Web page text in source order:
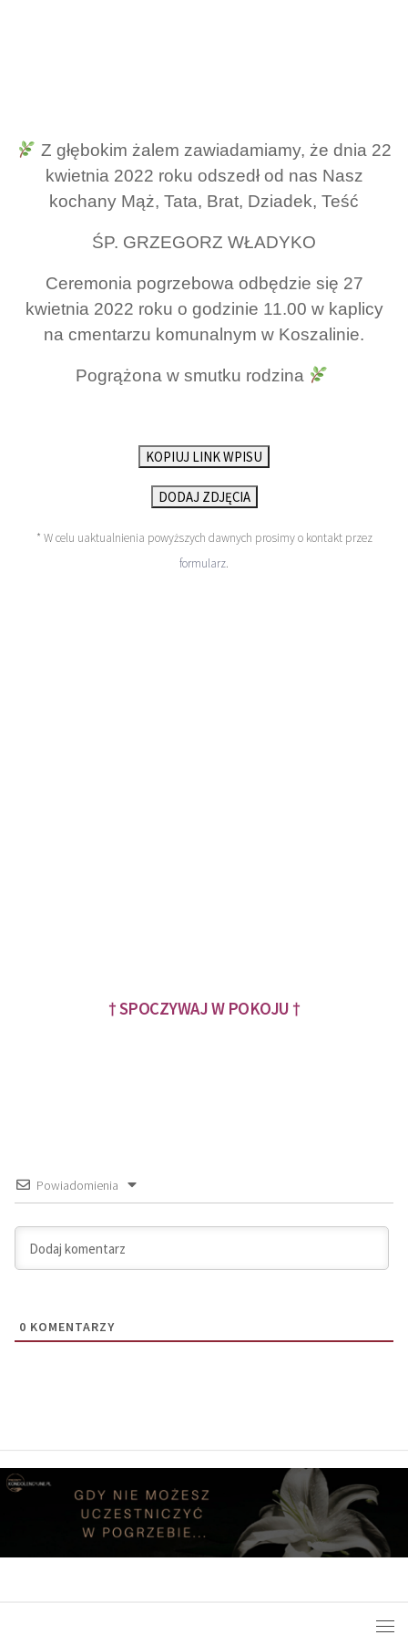
Z głębokim żalem zawiadamiamy, że dnia 22
kwietnia 2022 roku odszedł od nas Nasz
kochany Mąż, Tata, Brat, Dziadek, Teść
ŚP. GRZEGORZ WŁADYKO
Ceremonia pogrzebowa odbędzie się 27
kwietnia 2022 roku o godzinie 11.00 w kaplicy
na cmentarzu komunalnym w Koszalinie.
Pogrążona w smutku rodzina
KOPIUJ LINK WPISU
DODAJ ZDJĘCIA
* W celu uaktualnienia powyższych dawnych prosimy o kontakt przez
formularz.
† SPOCZYWAJ W POKOJU †
Powiadomienia
0 KOMENTARZY